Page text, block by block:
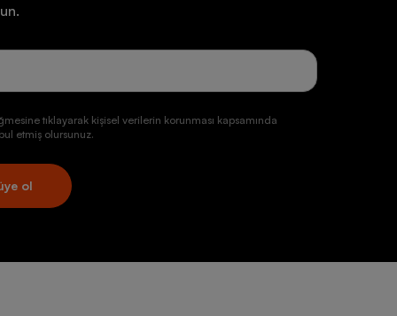
tıklayarak kişisel verilerin korunması kapsamında
etmiş olursunuz.
ol